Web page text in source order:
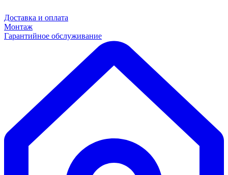
Доставка и оплата
Монтаж
Гарантийное обслуживание